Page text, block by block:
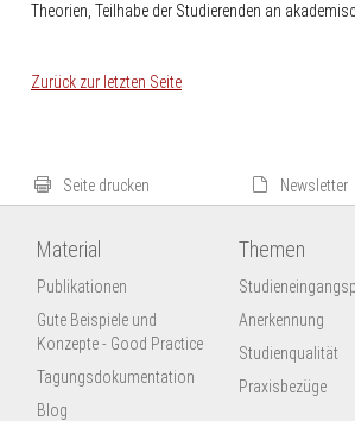
Theorien, Teilhabe der Studierenden an
Zurück zur letzten Seite
Seite drucken Newsletter
Material
Publikationen
Gute Beispiele und
Konzepte - Good Practice
Tagungsdokumentation
Blog
Themen
Anerkennung
Studienqualität
Praxisbezüge